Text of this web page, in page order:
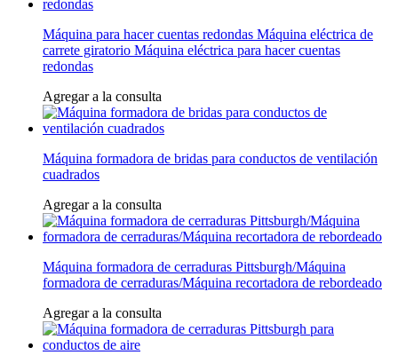
Máquina para hacer cuentas redondas Máquina eléctrica de
carrete giratorio Máquina eléctrica para hacer cuentas
redondas
Agregar a la consulta
Máquina formadora de bridas para conductos de ventilación
cuadrados
Agregar a la consulta
Máquina formadora de cerraduras Pittsburgh/Máquina
formadora de cerraduras/Máquina recortadora de rebordeado
Agregar a la consulta